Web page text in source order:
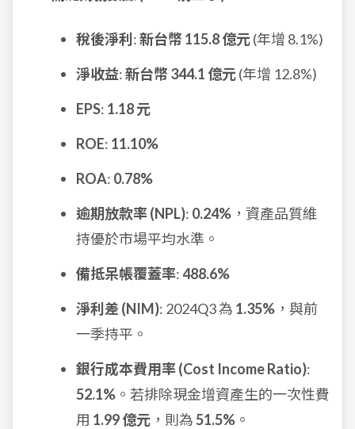
稅後淨利 :新台幣 115.8 億元(年增 8.1%)
淨收益:新台幣 344.1 億元(年增 12.8%)
EPS: 1.18 元
ROE: 11.10%
ROA: 0.78%
逾期放款率 (NPL): 0.24% ，資產品質維
持優於市場平均水準。
備抵呆帳覆蓋率:488.6%
淨利差 (NIM): 2024Q3 為 1.35% ，與前
一季持平。
銀行成本費用率 (Cost Income Ratio):
52.1% 。若排除現金增資產生的一次性費
用 1.99 億元 ，則為51.5% 。